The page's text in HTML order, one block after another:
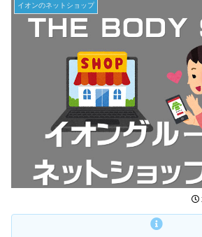
イオンのネットショップ